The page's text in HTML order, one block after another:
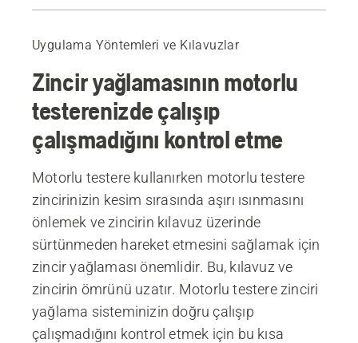
Uygulama Yöntemleri ve Kılavuzlar
Zincir yağlamasının motorlu
testerenizde çalışıp
çalışmadığını kontrol etme
Motorlu testere kullanırken motorlu testere
zincirinizin kesim sırasında aşırı ısınmasını
önlemek ve zincirin kılavuz üzerinde
sürtünmeden hareket etmesini sağlamak için
zincir yağlaması önemlidir. Bu, kılavuz ve
zincirin ömrünü uzatır. Motorlu testere zinciri
yağlama sisteminizin doğru çalışıp
çalışmadığını kontrol etmek için bu kısa